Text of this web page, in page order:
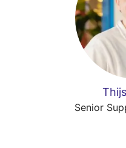
Senior